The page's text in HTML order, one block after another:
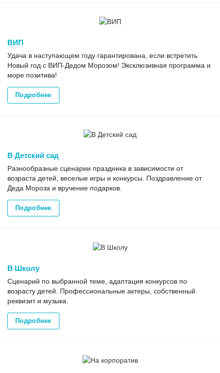
ВИП
Удача в наступающем году гарантирована, если встретить
Новый год с ВИП-Дедом Морозом! Эксклюзивная программа и
море позитива!
Подробнее
В Детский сад
Разнообразные сценарии праздника в зависимости от
возраста детей, веселые игры и конкурсы. Поздравление от
Деда Мороза и вручение подарков.
Подробнее
В Школу
Сценарий по выбранной теме, адаптация конкурсов по
возрасту детей. Профессиональные актеры, собственный
реквизит и музыка.
Подробнее